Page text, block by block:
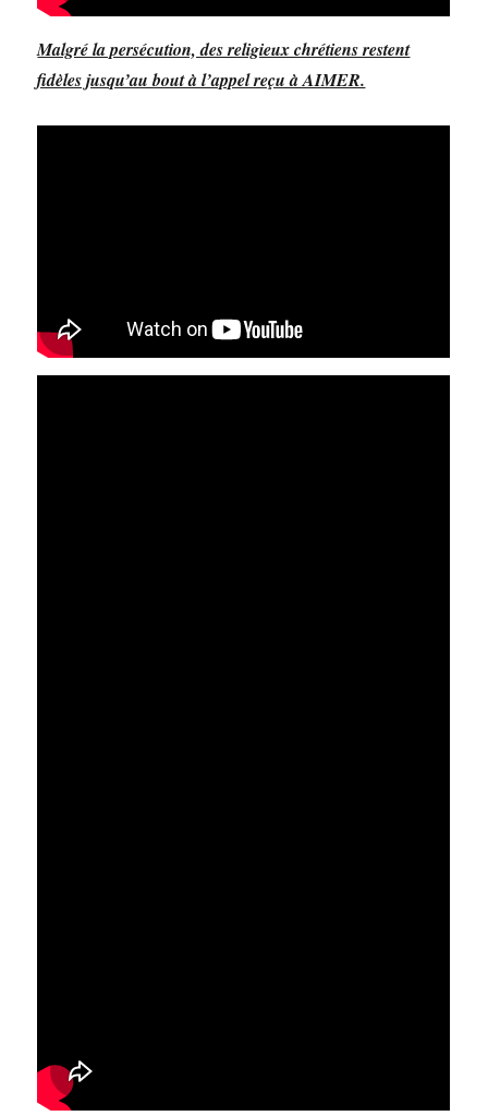
Malgré la persécution, des religieux chrétiens restent
fidèles jusqu’au bout à l’appel reçu à AIMER.